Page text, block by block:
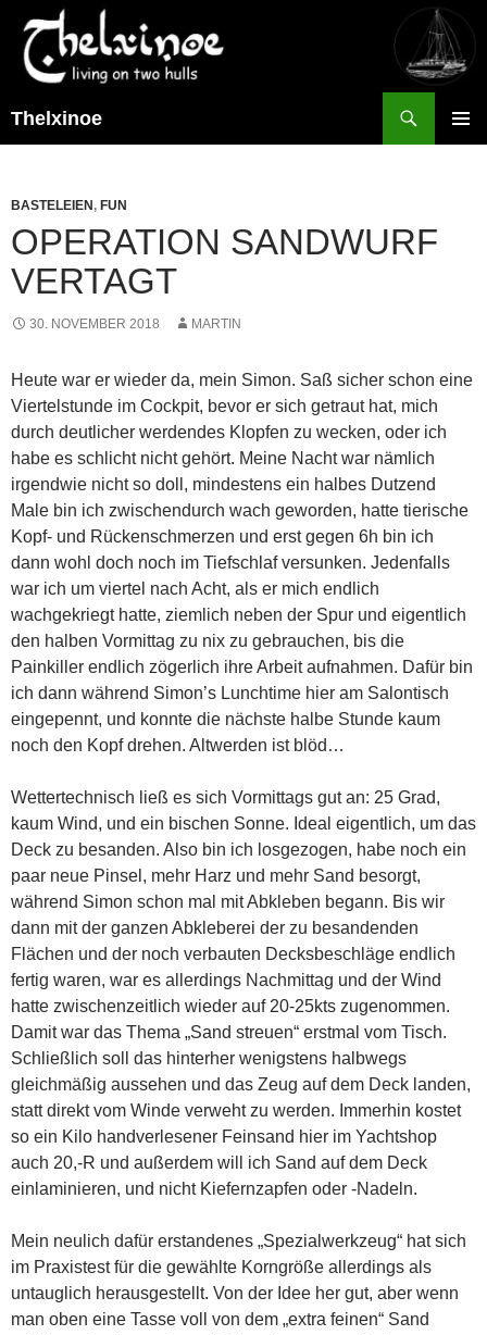
Thelxinoe
BASTELEIEN , FUN
OPERATION SANDWURF
VERTAGT
30. NOVEMBER 2018 MARTIN
Heute war er wieder da, mein Simon. Saß sicher schon eine
Viertelstunde im Cockpit, bevor er sich getraut hat, mich
durch deutlicher werdendes Klopfen zu wecken, oder ich
habe es schlicht nicht gehört. Meine Nacht war nämlich
irgendwie nicht so doll, mindestens ein halbes Dutzend
Male bin ich zwischendurch wach geworden, hatte tierische
Kopf- und Rückenschmerzen und erst gegen 6h bin ich
dann wohl doch noch im Tiefschlaf versunken. Jedenfalls
war ich um viertel nach Acht, als er mich endlich
wachgekriegt hatte, ziemlich neben der Spur und eigentlich
den halben Vormittag zu nix zu gebrauchen, bis die
Painkiller endlich zögerlich ihre Arbeit aufnahmen. Dafür bin
ich dann während Simon’s Lunchtime hier am Salontisch
eingepennt, und konnte die nächste halbe Stunde kaum
noch den Kopf drehen. Altwerden ist blöd…
Wettertechnisch ließ es sich Vormittags gut an: 25 Grad,
kaum Wind, und ein bischen Sonne. Ideal eigentlich, um das
Deck zu besanden. Also bin ich losgezogen, habe noch ein
paar neue Pinsel, mehr Harz und mehr Sand besorgt,
während Simon schon mal mit Abkleben begann. Bis wir
dann mit der ganzen Abkleberei der zu besandenden
Flächen und der noch verbauten Decksbeschläge endlich
fertig waren, war es allerdings Nachmittag und der Wind
hatte zwischenzeitlich wieder auf 20-25kts zugenommen.
Damit war das Thema „Sand streuen“ erstmal vom Tisch.
Schließlich soll das hinterher wenigstens halbwegs
gleichmäßig aussehen und das Zeug auf dem Deck landen,
statt direkt vom Winde verweht zu werden. Immerhin kostet
so ein Kilo handverlesener Feinsand hier im Yachtshop
auch 20,-R und außerdem will ich Sand auf dem Deck
einlaminieren, und nicht Kiefernzapfen oder -Nadeln.
Mein neulich dafür erstandenes „Spezialwerkzeug“ hat sich
im Praxistest für die gewählte Korngröße allerdings als
untauglich herausgestellt. Von der Idee her gut, aber wenn
man oben eine Tasse voll von dem „extra feinen“ Sand